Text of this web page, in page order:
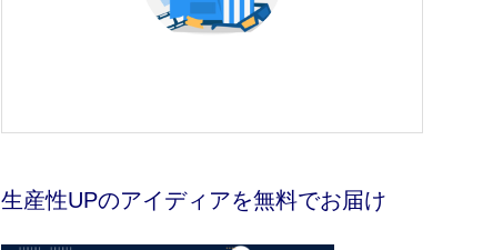
生産性UPのアイディアを無料でお届け